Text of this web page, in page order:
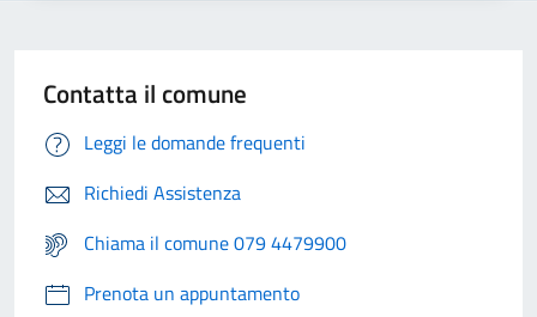
Contatta il comune
Leggi le domande frequenti
Richiedi Assistenza
Chiama il comune 079 4479900
Prenota un appuntamento